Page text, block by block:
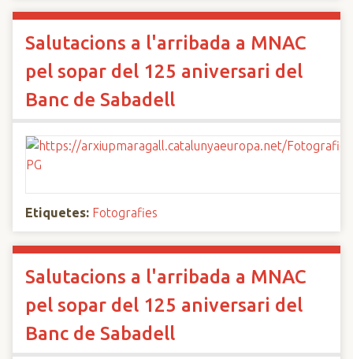
Salutacions a l'arribada a MNAC
pel sopar del 125 aniversari del
Banc de Sabadell
Etiquetes: Fotografies
Salutacions a l'arribada a MNAC
pel sopar del 125 aniversari del
Banc de Sabadell